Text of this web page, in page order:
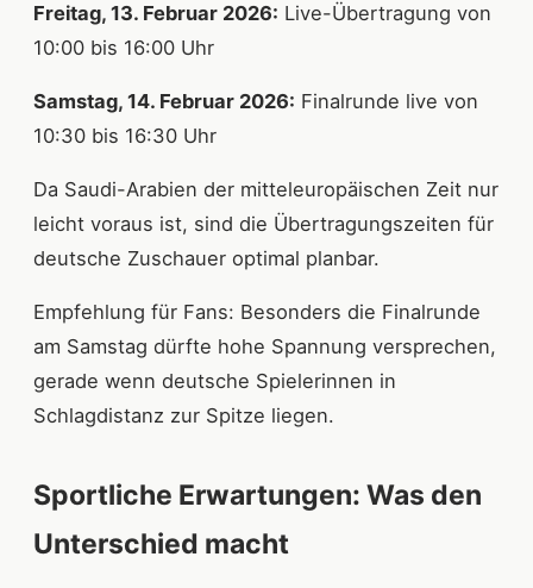
Freitag, 13. Februar 2026: Live-Übertragung von
10:00 bis 16:00 Uhr
Samstag, 14. Februar 2026: Finalrunde live von
10:30 bis 16:30 Uhr
Da Saudi-Arabien der mitteleuropäischen Zeit nur
leicht voraus ist, sind die Übertragungszeiten für
deutsche Zuschauer optimal planbar.
Empfehlung für Fans: Besonders die Finalrunde
am Samstag dürfte hohe Spannung versprechen,
gerade wenn deutsche Spielerinnen in
Schlagdistanz zur Spitze liegen.
Sportliche Erwartungen: Was den
Unterschied macht